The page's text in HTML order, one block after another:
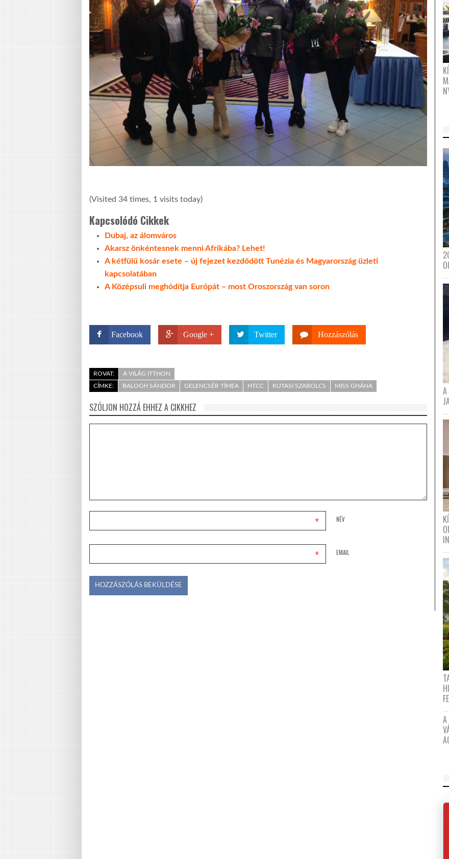
(Visited 34 times, 1 visits today)
Kapcsolódó Cikkek
Dubaj, az álomváros
Akarsz önkéntesnek menni Afrikába? Lehet!
A kétfülű kosár esete – új fejezet kezdődött Tunézia és Magyarország üzleti
kapcsolatában
A Középsuli meghódítja Európát – most Oroszország van soron
Facebook Google + Twitter Hozzászólás
ROVAT:
A VILÁG ITTHON
CÍMKE:
BALOGH SÁNDOR GELENCSÉR TÍMEA HTCC KUTASI SZABOLCS MISS GHÁNA
SZÓLJON HOZZÁ EHHEZ A CIKKHEZ
NÉV
*
EMAIL
*
A